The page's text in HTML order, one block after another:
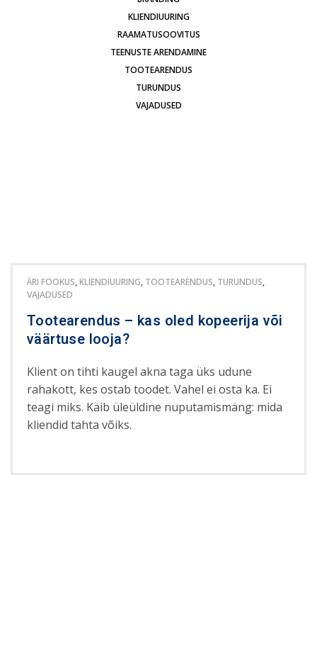
KLIENDIUURING
RAAMATUSOOVITUS
TEENUSTE ARENDAMINE
TOOTEARENDUS
TURUNDUS
VAJADUSED
ÄRI FOOKUS,KLIENDIUURING, TOOTEARENDUS, TURUNDUS,
VAJADUSED
Tootearendus – kas oled kopeerija või
väärtuse looja?
Klient on tihti kaugel akna taga üks udune
rahakott, kes ostab toodet. Vahel ei osta ka. Ei
teagi miks. Käib üleüldine nuputamismäng: mida
kliendid tahta võiks.